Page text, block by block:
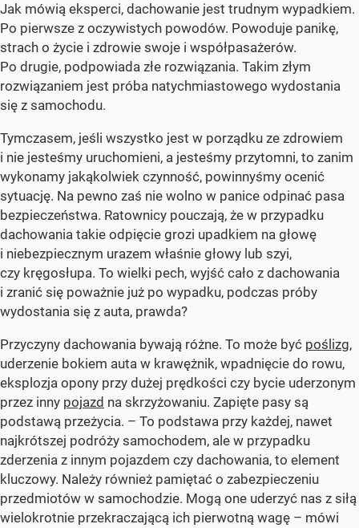
Jak mówią eksperci, dachowanie jest trudnym wypadkiem.
Po pierwsze z oczywistych powodów. Powoduje panikę,
strach o życie i zdrowie swoje i współpasażerów.
Po drugie, podpowiada złe rozwiązania. Takim złym
rozwiązaniem jest próba natychmiastowego wydostania
się z samochodu.
Tymczasem, jeśli wszystko jest w porządku ze zdrowiem
i nie jesteśmy uruchomieni, a jesteśmy przytomni, to zanim
wykonamy jakąkolwiek czynność, powinnyśmy ocenić
sytuację. Na pewno zaś nie wolno w panice odpinać pasa
bezpieczeństwa. Ratownicy pouczają, że w przypadku
dachowania takie odpięcie grozi upadkiem na głowę
i niebezpiecznym urazem właśnie głowy lub szyi,
czy kręgosłupa. To wielki pech, wyjść cało z dachowania
i zranić się poważnie już po wypadku, podczas próby
wydostania się z auta, prawda?
Przyczyny dachowania bywają różne. To może być poślizg,
uderzenie bokiem auta w krawężnik, wpadnięcie do rowu,
eksplozja opony przy dużej prędkości czy bycie uderzonym
przez inny pojazd na skrzyżowaniu. Zapięte pasy są
podstawą przeżycia. – To podstawa przy każdej, nawet
najkrótszej podróży samochodem, ale w przypadku
zderzenia z innym pojazdem czy dachowania, to element
kluczowy. Należy również pamiętać o zabezpieczeniu
przedmiotów w samochodzie. Mogą one uderzyć nas z siłą
wielokrotnie przekraczającą ich pierwotną wagę – mówi